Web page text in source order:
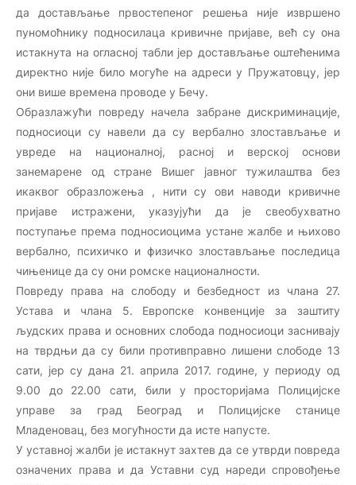
да достављање првостепеног решења није извршено
пуномоћнику подносилаца кривичне пријаве, већ су она
истакнута на огласној табли јер достављање оштећенима
директно није било могуће на адреси у Пружатовцу, јер
они више времена проводе у Бечу.
Образлажући повреду начела забране дискриминације,
подносиоци су навели да су вербално злостављање и
увреде на националној, расној и верској основи
занемарене од стране Вишег јавног тужилаштва без
икаквог образложења , нити су ови наводи кривичне
пријаве истражени, указујући да је свеобухватно
поступање према подносиоцима устане жалбе и њихово
вербално, психичко и физичко злостављање последица
чињенице да су они ромске националности.
Повреду права на слободу и безбедност из члана 27.
Устава и члана 5. Европске конвенције за заштиту
људских права и основних слобода подносиоци заснивају
на тврдњи да су били противправно лишени слободе 13
сати, јер су дана 21. априла 2017. године, у периоду од
9.00 до 22.00 сати, били у просторијама Полицијске
управе за град Београд и Полицијске станице
Младеновац, без могућности да исте напусте.
У уставној жалби је истакнут захтев да се утврди повреда
означених права и да Уставни суд нареди спровођење